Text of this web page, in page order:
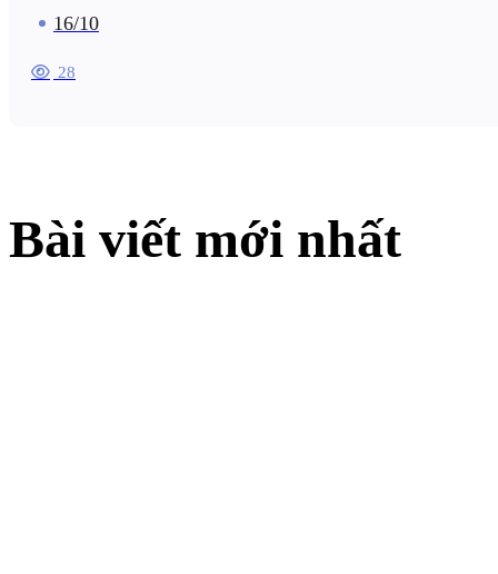
16/10
28
Bài viết mới nhất